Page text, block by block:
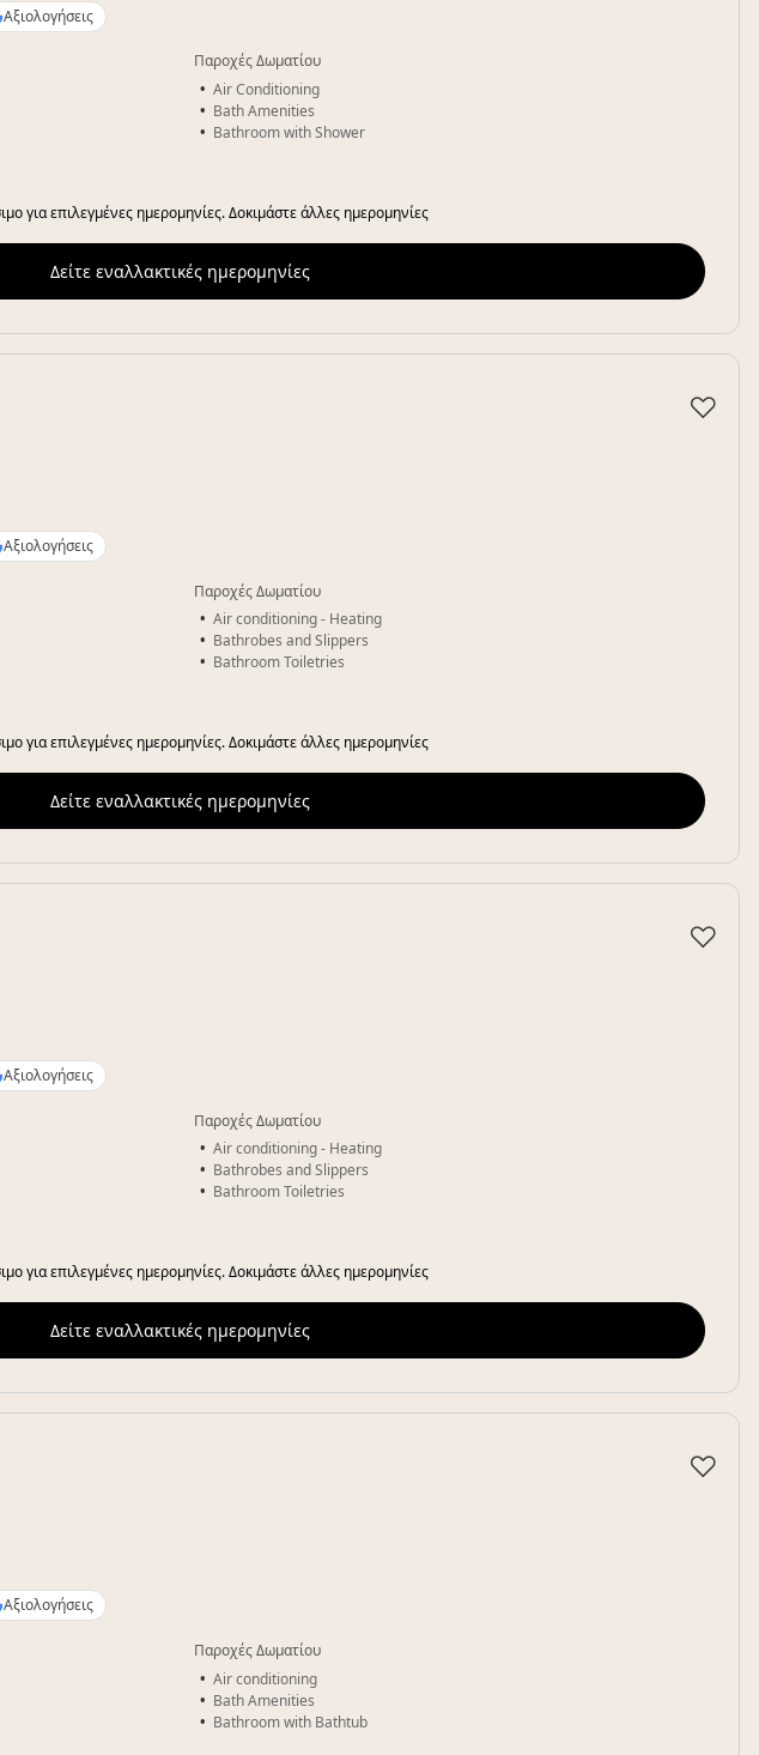
Αξιολογήσεις
Παροχές Δωματίου
Air Conditioning
Bath Amenities
Bathroom with Shower
για επιλεγμένες ημερομηνίες. Δοκιμάστε άλλες ημερομηνίες
Δείτε εναλλακτικές ημερομηνίες
♡
Αξιολογήσεις
Παροχές Δωματίου
Air conditioning - Heating
Bathrobes and Slippers
Bathroom Toiletries
για επιλεγμένες ημερομηνίες. Δοκιμάστε άλλες ημερομηνίες
Δείτε εναλλακτικές ημερομηνίες
♡
Αξιολογήσεις
Παροχές Δωματίου
Air conditioning - Heating
Bathrobes and Slippers
Bathroom Toiletries
για επιλεγμένες ημερομηνίες. Δοκιμάστε άλλες ημερομηνίες
Δείτε εναλλακτικές ημερομηνίες
♡
Αξιολογήσεις
Παροχές Δωματίου
Air conditioning
Bath Amenities
Bathroom with Bathtub